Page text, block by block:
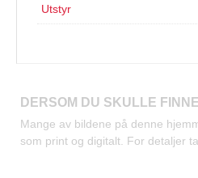
Utstyr
DERSOM DU SKULLE
Mange av bildene på denne
som print og digitalt. For detaljer ta